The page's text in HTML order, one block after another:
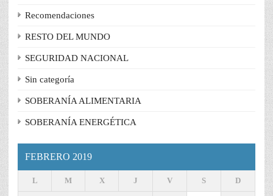
Recomendaciones
RESTO DEL MUNDO
SEGURIDAD NACIONAL
Sin categoría
SOBERANÍA ALIMENTARIA
SOBERANÍA ENERGÉTICA
FEBRERO 2019
L M X J V S D